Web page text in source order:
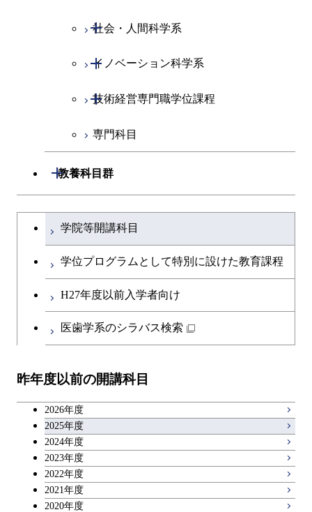
エンジニアリングデザイン
地球環境共創コース
エネルギーコース
エネルギー・情報コース
エンジニアリングデザイン
コース
物質・情報卓越コース
社会・人間科学系
開閉
社会・人間科学コース
イノベーション科学系
開閉
イノベーション科学コース
人間医療科学技術コース
技術経営専門職学位課程
開閉
技術経営専門職学位課程
専門科目
教養科目群
開閉
文系教養科目
英語科目
第二外国語科目
キャリア科目
大学院課程を切り替える
学院等開講科目
学位プログラムとして特別に設けた教育課程
H27年度以前入学者向け
医歯学系のシラバス検索
昨年度以前の開講科目
2026年度
2025年度
2024年度
2023年度
2022年度
2021年度
2020年度